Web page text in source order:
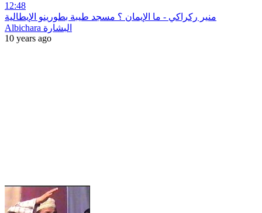
12:48
منير ركراكي - ما الإيمان ؟ مسجد طيبة بطورينو الإيطالية
Albichara البشارة
10 years ago